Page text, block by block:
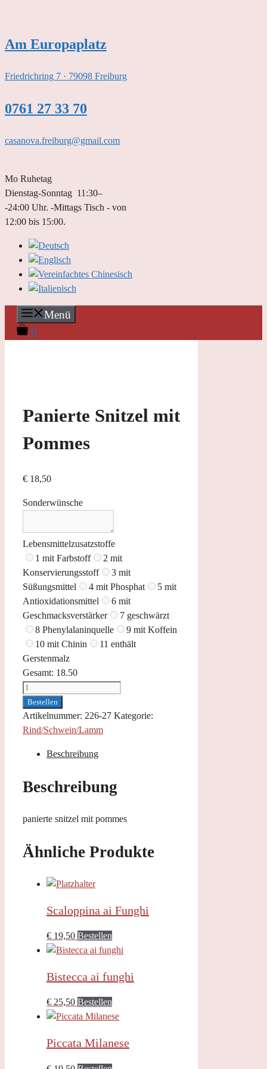
springen
Am Europaplatz
Friedrichring 7 · 79098 Freiburg
0761 27 33 70
casanova.freiburg@gmail.com
Mo Ruhetag
Dienstag-Sonntag 11:30–
-24:00 Uhr. -Mittags Tisch - von
12:00 bis 15:00.
Menü
0
Panierte Snitzel mit
Pommes
€ 18,50
Sonderwünsche
Lebensmittelzusatzstoffe
1 mit Farbstoff
2 mit
Konservierungsstoff
3 mit
Süßungsmittel
4 mit Phosphat
5 mit
Antioxidationsmittel
6 mit
Geschmacksverstärker
7 geschwärzt
8 Phenylalaninquelle
9 mit Koffein
10 mit Chinin
11 enthält
Gerstenmalz
Gesamt: 18.50
Panierte
Snitzel
mit
Pommes
Bestellen
Artikelnummer: 226-27 Kategorie:
Rind/Schwein/Lamm
Beschreibung
Beschreibung
panierte snitzel mit pommes
Ähnliche Produkte
Scaloppina ai Funghi
€ 19,50 Bestellen
Bistecca ai funghi
€ 25,50 Bestellen
Piccata Milanese